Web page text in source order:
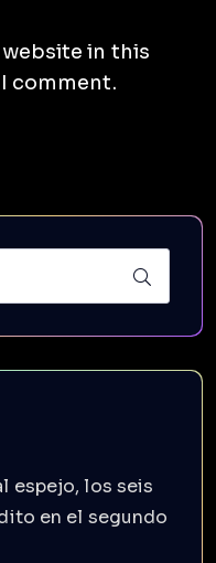
website in this
comment.
espejo, los seis
en el segundo